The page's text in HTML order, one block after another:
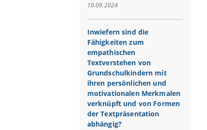
10.09.2024
Inwiefern sind die
Fähigkeiten zum
empathischen
Textverstehen von
Grundschulkindern mit
ihren persönlichen und
motivationalen Merkmalen
verknüpft und von Formen
der Textpräsentation
abhängig?